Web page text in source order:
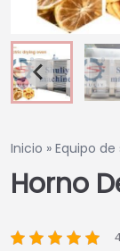
Inicio » Equipo
Horno